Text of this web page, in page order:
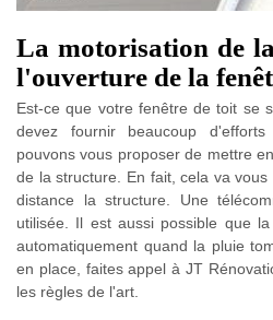
La motorisation de
l'ouverture de la
Est-ce que votre fenêtre de toit se
devez fournir beaucoup
pouvons vous proposer de mettre
de la structure. En fait, cela va
distance la structure. Une
utilisée. Il est aussi possible que
automatiquement quand la pluie
en place, faites appel à JT
les règles de l'art.